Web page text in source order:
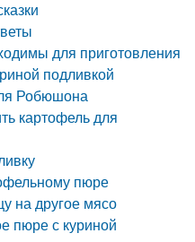
для приготовления
подливкой
Робюшона
картофель для
пюре
на другое мясо
пюре с куриной